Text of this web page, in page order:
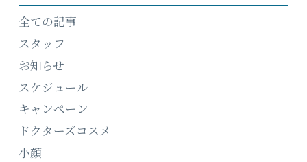
全ての記事
スタッフ
お知らせ
スケジュール
キャンペーン
ドクターズコスメ
小顔